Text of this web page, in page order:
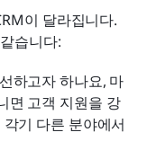
이 달라집니다.
습니다:
하고자 하나요, 마
면 고객 지원을 강
기 다른 분야에서